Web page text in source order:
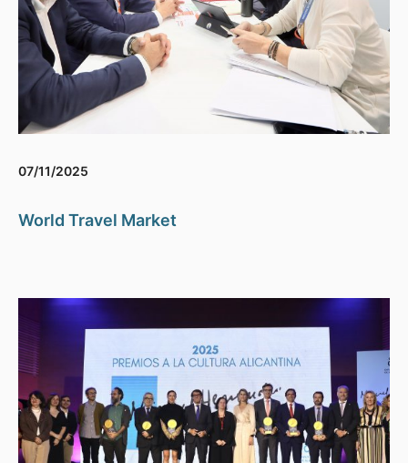
07/11/2025
World Travel Market